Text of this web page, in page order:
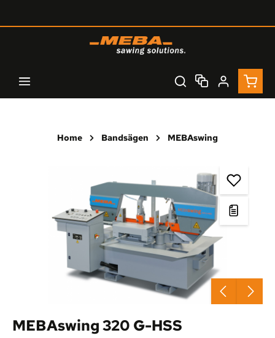
Home Bandsägen MEBAswing
MEBAswing 320 G-HSS